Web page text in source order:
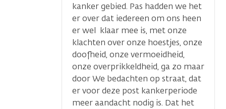
kanker gebied. Pas hadden we het
er over dat iedereen om ons heen
er wel klaar mee is, met onze
klachten over onze hoestjes, onze
doofheid, onze vermoeidheid,
onze overprikkeldheid, ga zo maar
door We bedachten op straat, dat
er voor deze post kankerperiode
meer aandacht nodig is. Dat het